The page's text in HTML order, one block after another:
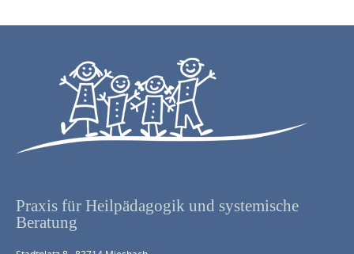
Praxis für Heilpädagogik und systemische
Beratung